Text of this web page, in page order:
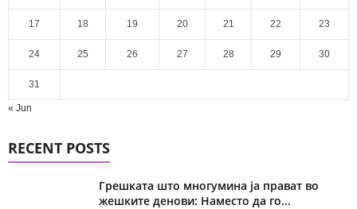
17 18 19 20 21 22 23
24 25 26 27 28 29 30
31
« Jun
RECENT POSTS
Грешката што многумина ја прават во
жешките денови: Наместо да го...